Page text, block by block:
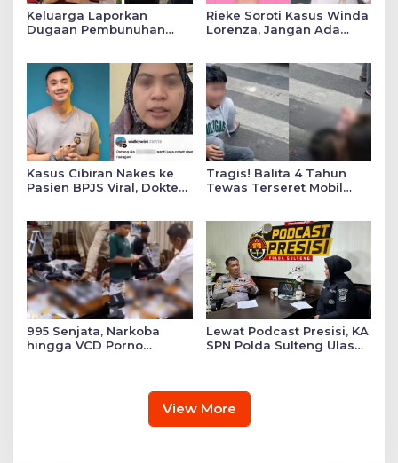
Keluarga Laporkan
Dugaan Pembunuhan
Curhat Mendiang
Rieke Soroti Kasus Winda
Lorenza, Jangan Ada
Kasus Cibiran Nakes ke
Pasien BPJS Viral, Dokter
Emosi
Tragis! Balita 4 Tahun
Tewas Terseret Mobil
995 Senjata, Narkoba
hingga VCD Porno
Lewat Podcast Presisi, KA
SPN Polda Sulteng Ulas
View More